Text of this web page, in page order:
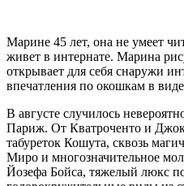
Марине 45 лет, она не умеет
живет в интернате. Марина
открывает для себя снаружи
впечатления по окошкам в
В августе случилось
Париж. От Кватроченто и
табуреток Кошута, сквозь
Миро и многозначительное
Йозефа Бойса, тяжелый люкс